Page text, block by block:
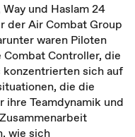
und Haslam 24
der Air Combat Group
waren Piloten
Controller, die
konzentrierten sich auf
die die
ihre Teamdynamik und
wie sich